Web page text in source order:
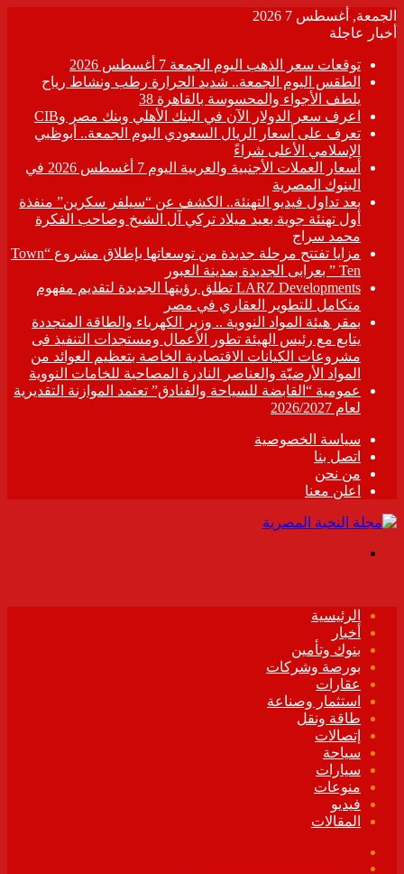
الجمعة, أغسطس 7 2026
أخبار عاجلة
توقعات سعر الذهب اليوم الجمعة 7 أغسطس 2026
الطقس اليوم الجمعة.. شديد الحرارة رطب ونشاط رياح
يلطف الأجواء والمحسوسة بالقاهرة 38
اعرف سعر الدولار الآن في البنك الأهلي وبنك مصر وCIB
تعرف على أسعار الريال السعودي اليوم الجمعة.. أبوظبي
الإسلامي الأعلى شراءً
أسعار العملات الأجنبية والعربية اليوم 7 أغسطس 2026 في
البنوك المصرية
بعد تداول فيديو التهنئة.. الكشف عن “سيلفر سكرين” منفذة
أول تهنئة جوية بعيد ميلاد تركي آل الشيخ وصاحب الفكرة
محمد سراج
مزايا تفتتح مرحلة جديدة من توسعاتها بإطلاق مشروع “Town
Ten ” بعرابى الجديدة بمدينة العبور
LARZ Developments تطلق رؤيتها الجديدة لتقديم مفهوم
متكامل للتطوير العقاري في مصر
بمقر هيئة المواد النووية .. وزير الكهرباء والطاقة المتجددة
يتابع مع رئيس الهيئة تطور الأعمال ومستجدات التنفيذ فى
مشروعات الكيانات الاقتصادية الخاصة بتعظيم العوائد من
المواد الأرضيّة والعناصر النادرة المصاحبة للخامات النووية
عمومية “القابضة للسياحة والفنادق” تعتمد الموازنة التقديرية
لعام 2026/2027
سياسة الخصوصية
اتصل بنا
من نحن
اعلن معنا
الرئيسية
أخبار
بنوك وتأمين
بورصة وشركات
عقارات
استثمار وصناعة
طاقة ونقل
إتصالات
سياحة
سيارات
منوعات
فيديو
المقالات